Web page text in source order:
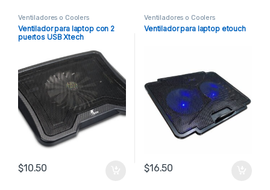
Ventiladores o Coolers
Ventilador para laptop con 2
puertos USB Xtech
$10.50
Ventiladores o Coolers
Ventilador para laptop etouch
$16.50